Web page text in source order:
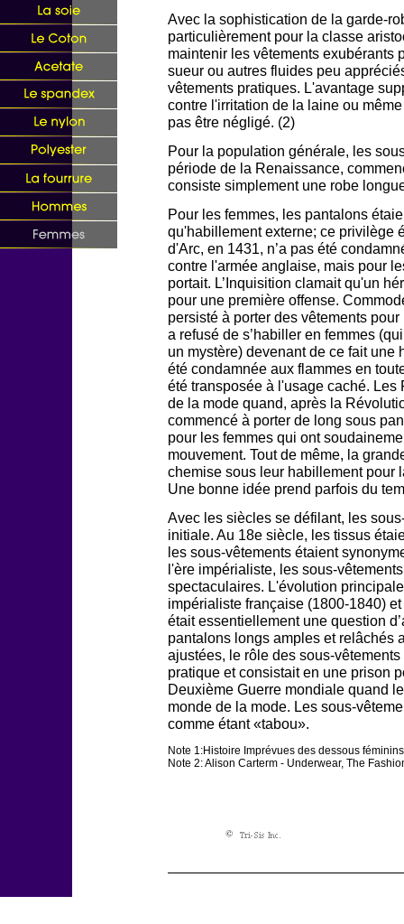
Avec la sophistication de la garde-
particulièrement pour la classe
maintenir les vêtements exubérants
sueur ou autres fluides peu
vêtements pratiques. L'avantage
contre l'irritation de la laine ou
pas être négligé. (2)
Pour la population générale, les
période de la Renaissance,
consiste simplement une robe
Pour les femmes, les pantalons
qu'habillement externe; ce privilège
d'Arc, en 1431, n’a pas été
contre l'armée anglaise, mais pour
portait. L’Inquisition clamait qu'un
pour une première offense.
persisté à porter des vêtements
a refusé de s’habiller en femmes
un mystère) devenant de ce fait
été condamnée aux flammes en
été transposée à l'usage caché.
de la mode quand, après la
commencé à porter de long sous
pour les femmes qui ont
mouvement. Tout de même, la
chemise sous leur habillement pour
Une bonne idée prend parfois du
Avec les siècles se défilant, les
initiale. Au 18e siècle, les tissus
les sous-vêtements étaient
l'ère impérialiste, les sous-
spectaculaires. L'évolution
impérialiste française (1800-1840)
était essentiellement une question
pantalons longs amples et relâchés
ajustées, le rôle des sous-
pratique et consistait en une prison
Deuxième Guerre mondiale quand
monde de la mode. Les sous-
comme étant «tabou».
Note 1:Histoire Imprévues des dessous
Note 2: Alison Carterm - Underwear, The